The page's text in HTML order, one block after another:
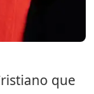
que